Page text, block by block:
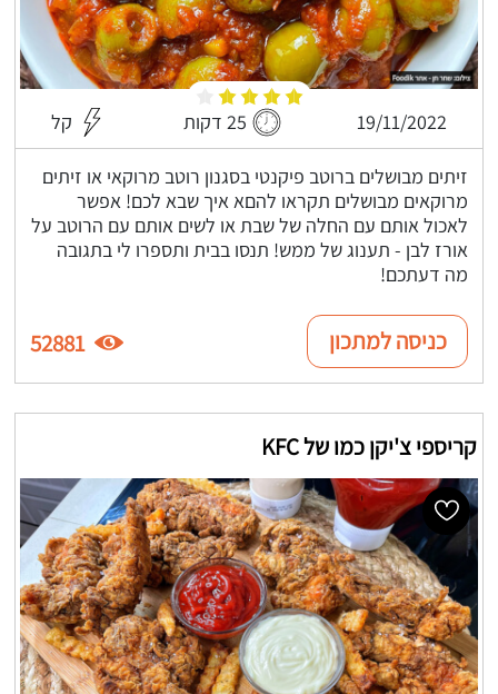
19/11/2022 25 דקות קל
זיתים מבושלים ברוטב פיקנטי בסגנון רוטב מרוקאי או זיתים
מרוקאים מבושלים תקראו להםא איך שבא לכם! אפשר
לאכול אותם עם החלה של שבת או לשים אותם עם הרוטב על
אורז לבן - תענוג של ממש! תנסו בבית ותספרו לי בתגובה
מה דעתכם!
כניסה למתכון 52881
קריספי צ'יקן כמו של KFC